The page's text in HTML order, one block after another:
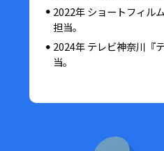
2022年 ショートフィル
担当。
2024年 テレビ神奈川『
当。